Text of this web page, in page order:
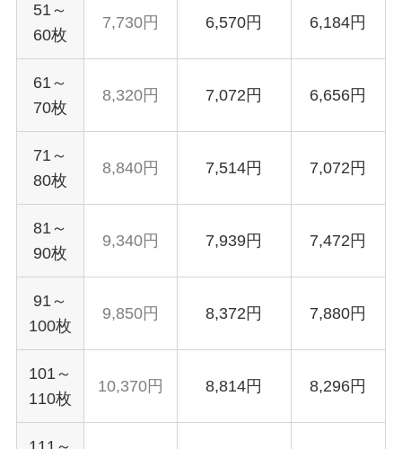
51～
60枚
7,730円 6,570円 6,184円
61～
70枚
8,320円 7,072円 6,656円
71～
80枚
8,840円 7,514円 7,072円
81～
90枚
9,340円 7,939円 7,472円
91～
100枚
9,850円 8,372円 7,880円
101～
110枚
10,370円 8,814円 8,296円